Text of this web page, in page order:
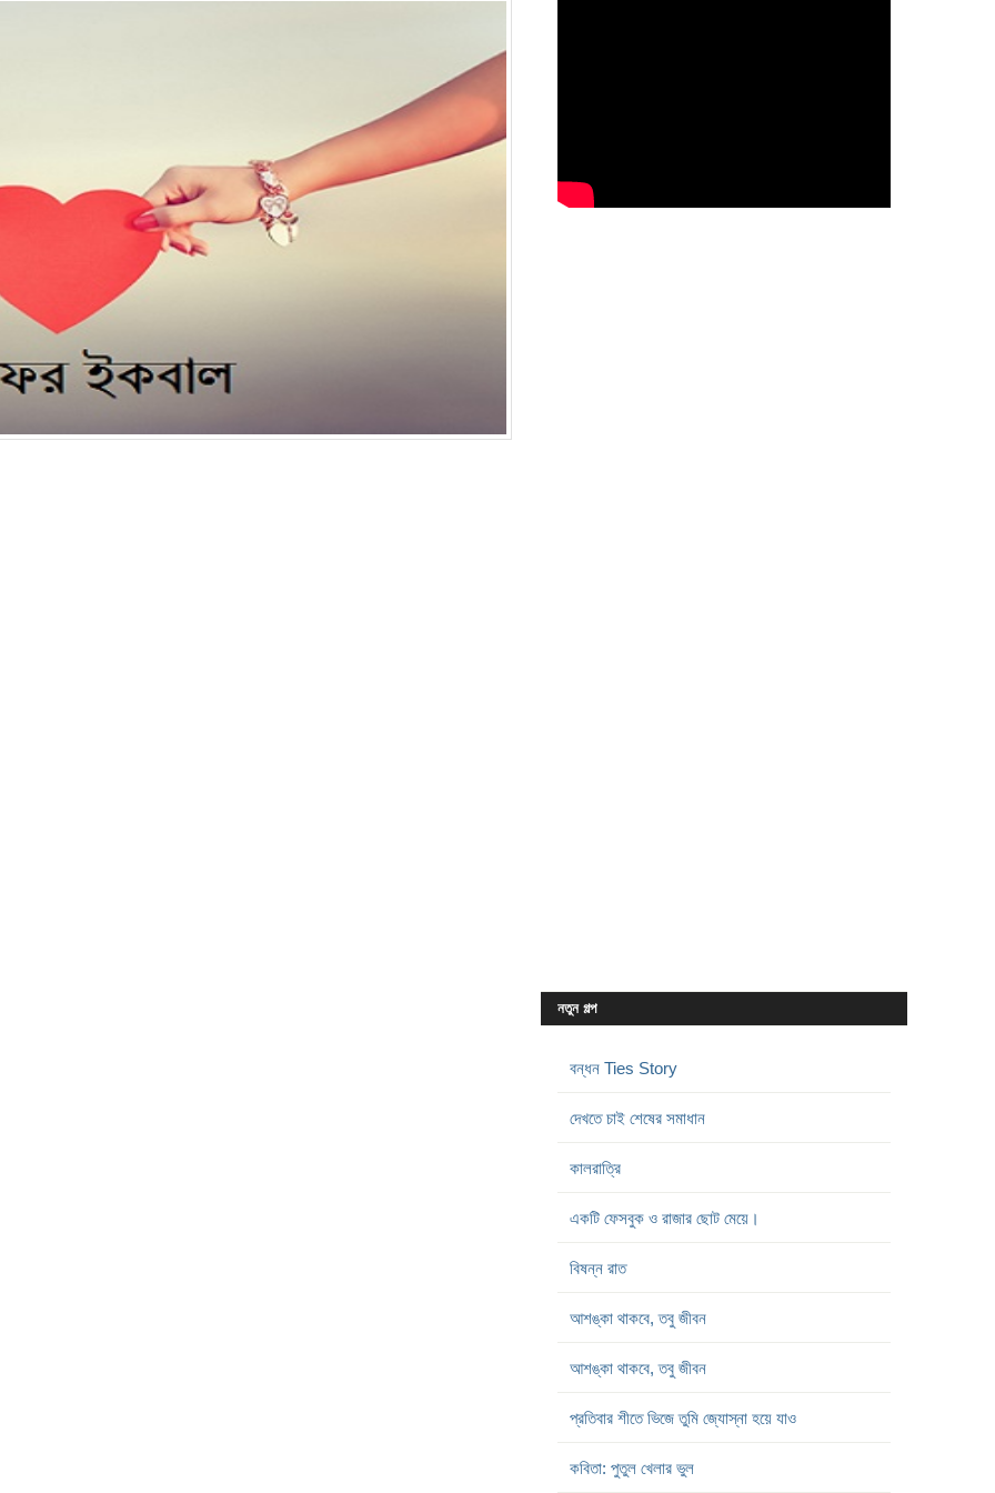
নতুন গল্প
বন্ধন Ties Story
দেখতে চাই শেষের সমাধান
কালরাত্রি
একটি ফেসবুক ও রাজার ছোট মেয়ে।
বিষন্ন রাত
আশঙ্কা থাকবে, তবু জীবন
আশঙ্কা থাকবে, তবু জীবন
প্রতিবার শীতে ভিজে তুমি জ্যোস্না হয়ে যাও
কবিতা: পুতুল খেলার ভুল